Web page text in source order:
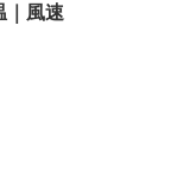
｜風速